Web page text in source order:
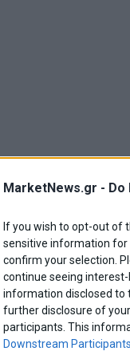
MarketNews.gr - Do
If you wish to opt-out of
sensitive information for
confirm your selection.
continue seeing
information disclosed to
further disclosure of
participants. This
Downstream Participants